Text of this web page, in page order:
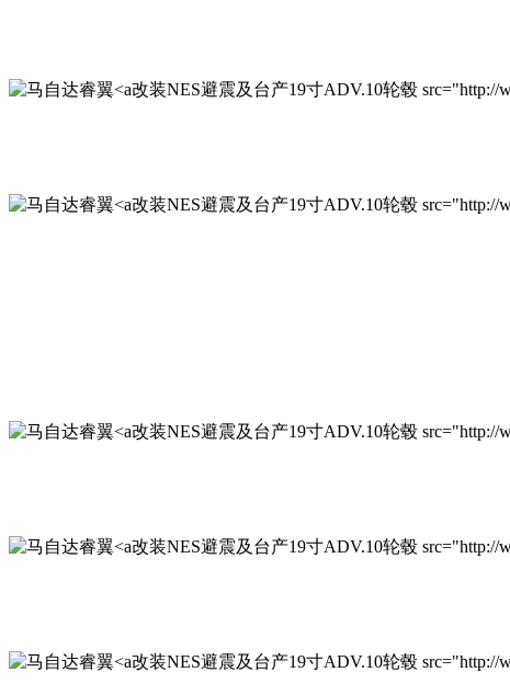
改装NES避震及台产19寸ADV.10轮毂 src="http://
改装NES避震及台产19寸ADV.10轮毂 src="http://
改装NES避震及台产19寸ADV.10轮毂 src="http://
改装NES避震及台产19寸ADV.10轮毂 src="http://
改装NES避震及台产19寸ADV.10轮毂 src="http://